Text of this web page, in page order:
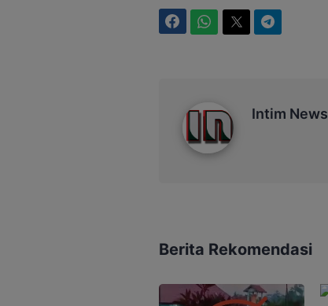
Intim News
Berita Rekomendasi